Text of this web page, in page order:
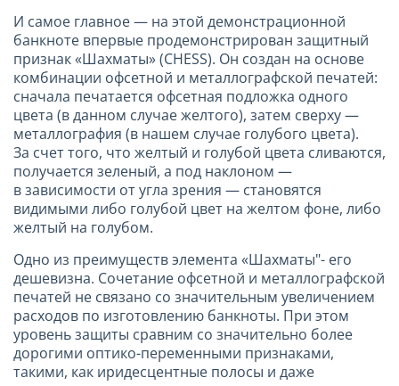
И самое главное — на этой демонстрационной
банкноте впервые продемонстрирован защитный
признак «Шахматы» (CHESS). Он создан на основе
комбинации офсетной и металлографской печатей:
сначала печатается офсетная подложка одного
цвета (в данном случае желтого), затем сверху —
металлография (в нашем случае голубого цвета).
За счет того, что желтый и голубой цвета сливаются,
получается зеленый, а под наклоном —
в зависимости от угла зрения — становятся
видимыми либо голубой цвет на желтом фоне, либо
желтый на голубом.
Одно из преимуществ элемента «Шахматы"- его
дешевизна. Сочетание офсетной и металлографской
печатей не связано со значительным увеличением
расходов по изготовлению банкноты. При этом
уровень защиты сравним со значительно более
дорогими оптико-переменными признаками,
такими, как иридесцентные полосы и даже